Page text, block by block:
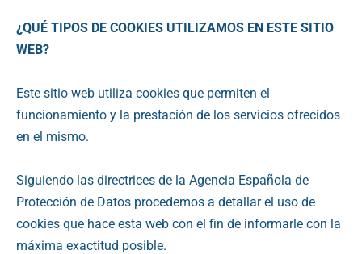
¿QUÉ TIPOS DE COOKIES UTILIZAMOS EN ESTE SITIO
WEB?
Este sitio web utiliza cookies que permiten el
funcionamiento y la prestación de los servicios ofrecidos
en el mismo.
Siguiendo las directrices de la Agencia Española de
Protección de Datos procedemos a detallar el uso de
cookies que hace esta web con el fin de informarle con la
máxima exactitud posible.